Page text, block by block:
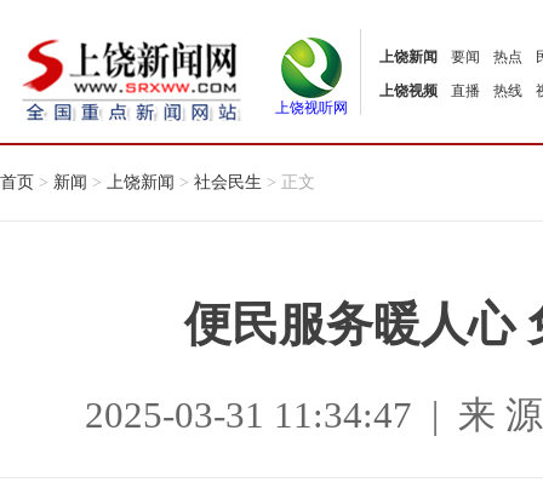
上饶视听网
上饶新闻 要闻 热点
上饶视频
直播 热线
首页 > 新闻 > 上饶新闻 > 社会民生 > 正文
便民服务暖人心
2025-03-31 11:34:47 | 来